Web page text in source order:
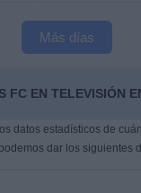
Más días
FC EN TELEVISIÓN
datos estadísticos de
dar los siguientes